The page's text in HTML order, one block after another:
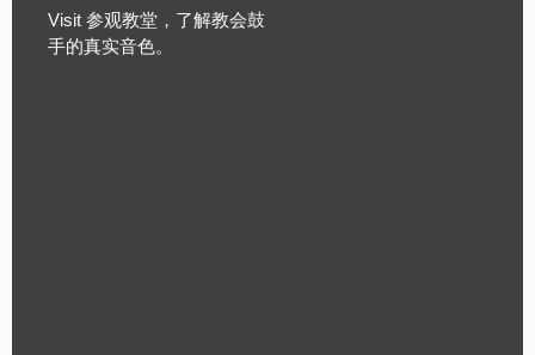
Visit 参观教堂，了解教会鼓
手的真实音色。